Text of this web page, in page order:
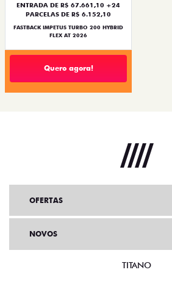
ENTRADA DE R$ 67.661,10 +24
PARCELAS DE R$ 6.152,10
FASTBACK IMPETUS TURBO 200 HYBRID
FLEX AT 2026
Quero agora!
OFERTAS
NOVOS
TITANO